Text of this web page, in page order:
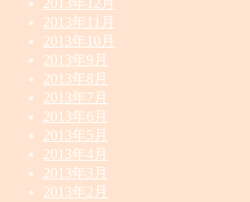
2013年12月
2013年11月
2013年10月
2013年9月
2013年8月
2013年7月
2013年6月
2013年5月
2013年4月
2013年3月
2013年2月